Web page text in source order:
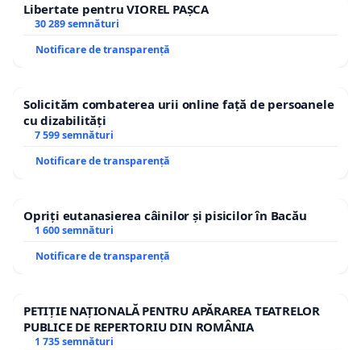
Libertate pentru VIOREL PAȘCA
30 289 semnături
Notificare de transparență
Solicităm combaterea urii online față de persoanele
cu dizabilități
7 599 semnături
Notificare de transparență
Opriți eutanasierea câinilor și pisicilor în Bacău
1 600 semnături
Notificare de transparență
PETIȚIE NAȚIONALĂ PENTRU APĂRAREA TEATRELOR
PUBLICE DE REPERTORIU DIN ROMÂNIA
1 735 semnături